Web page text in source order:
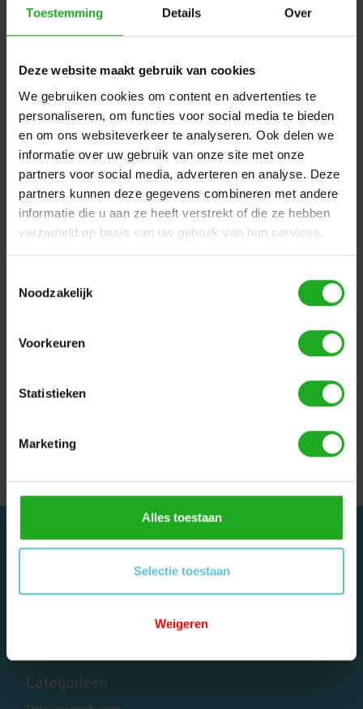
Toestemming Details Over
Deze website maakt gebruik van cookies
We gebruiken cookies om content en advertenties te
personaliseren, om functies voor social media te bieden
en om ons websiteverkeer te analyseren. Ook delen we
informatie over uw gebruik van onze site met onze
partners voor social media, adverteren en analyse. Deze
partners kunnen deze gegevens combineren met andere
informatie die u aan ze heeft verstrekt of die ze hebben
verzameld op basis van uw gebruik van hun services.
Noodzakelijk
Voorkeuren
Statistieken
Marketing
Alles toestaan
Selectie toestaan
Weigeren
5020011
transformator.
Dit vind je misschien ook leuk
Items van productcarrousel
Dolphin Amphenol
Maytronics Dolphin
Dolphinrobot - Onderdeel van Zwemland B.V. www.zwemland.nl
Categorieën